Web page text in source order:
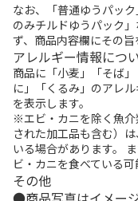
なお、「普通ゆうパッ
のみチルドゆうパック
ず、商品内容欄にその旨
アレルギー情報につ
商品に「小麦」「そば
に」「くるみ」のアレ
を表示します。
※エビ・カニを除く魚
された加工品も含む）
いる場合があります。
ビ・カニを食べている可
その他